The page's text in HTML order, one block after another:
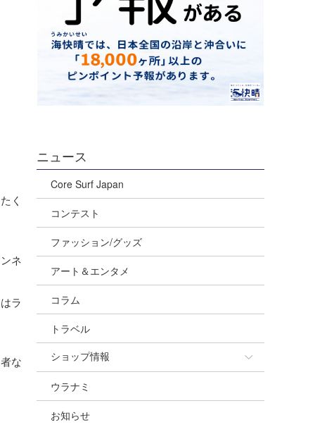
く
ネ
ラ
な
ニュース
Core Surf Japan
コンテスト
ファッション/グッズ
アート＆エンタメ
コラム
トラベル
ショップ情報
ショップ情報
湘南
ウラナミ
お知らせ